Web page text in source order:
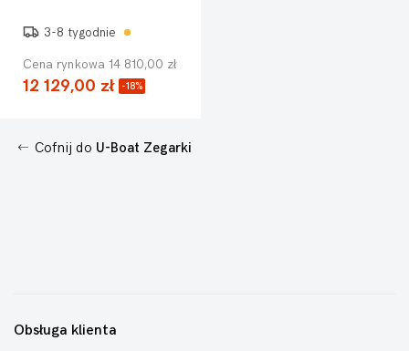
3-8 tygodnie
Cena rynkowa 14 810,00 zł
12 129,00 zł -18%
Cofnij do U-Boat Zegarki
Obsługa klienta